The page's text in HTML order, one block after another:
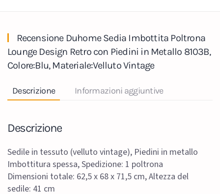
Recensione Duhome Sedia Imbottita Poltrona
Lounge Design Retro con Piedini in Metallo 8103B,
Colore:Blu, Materiale:Velluto Vintage
Descrizione Informazioni aggiuntive
Descrizione
Sedile in tessuto (velluto vintage), Piedini in metallo
Imbottitura spessa, Spedizione: 1 poltrona
Dimensioni totale: 62,5 x 68 x 71,5 cm, Altezza del
sedile: 41 cm